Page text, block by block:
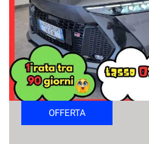
NEWS
OFFERTA
tracciamento
che
adottiamo
per
offrire
le
funzionalità
e
svolgere
attività